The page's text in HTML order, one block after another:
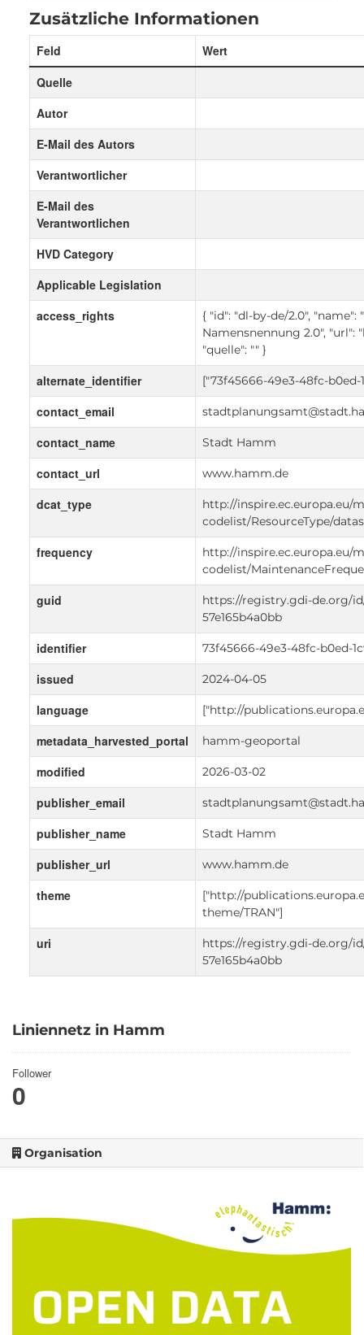
Liniennetz in Hamm
Follower
0
Organisation
Zusätzliche Informationen
Feld
Wert
Quelle
Autor
E-Mail des Autors
Verantwortlicher
E-Mail des
Verantwortlichen
HVD Category
Applicable Legislation
access_rights
{ "id": "dl-by-de/2.0",
Namensnennung 2.0", "url":
"quelle": "" }
alternate_identifier ["73f45666-49e3-48fc-b0ed-
contact_email
contact_name Stadt Hamm
contact_url www.hamm.de
dcat_type
http://inspire.ec.europa.eu/
codelist/ResourceType/
frequency
http://inspire.ec.europa.eu/
codelist/
guid
https://registry.gdi-de.org/
57e165b4a0bb
identifier 73f45666-49e3-48fc-b0ed-
issued 2024-04-05
language ["http://
metadata_harvested_portal hamm-geoportal
modified 2026-03-02
publisher_email
publisher_name Stadt Hamm
publisher_url www.hamm.de
theme
["http://
theme/TRAN"]
uri
https://registry.gdi-de.org/
57e165b4a0bb